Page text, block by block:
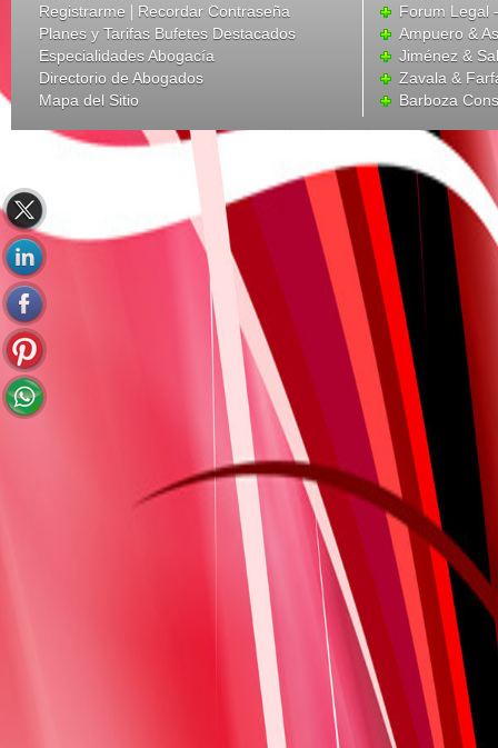
Registrarme | Recordar Contraseña
Planes y Tarifas Bufetes Destacados
Especialidades Abogacía
Directorio de Abogados
Mapa del Sitio
Forum Legal
Ampuero &
Jiménez &
Zavala &
Barboza